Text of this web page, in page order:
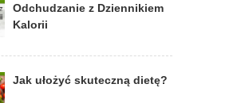
Odchudzanie z Dziennikiem
Kalorii
Jak ułożyć skuteczną dietę?